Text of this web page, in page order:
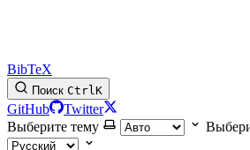
BibTeX
Поиск CtrlK
GitHub
Twitter
Выберите тему